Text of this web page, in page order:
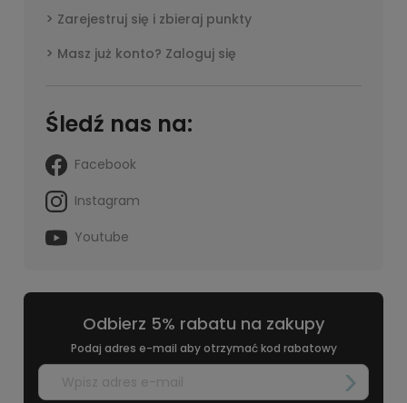
Zarejestruj się i zbieraj punkty
Masz już konto? Zaloguj się
Śledź nas na:
Facebook
Instagram
Youtube
Odbierz 5% rabatu na zakupy
Podaj adres e-mail aby otrzymać kod rabatowy